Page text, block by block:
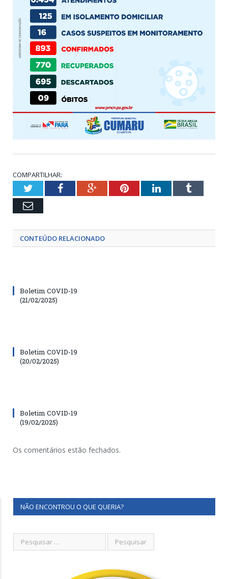
COMPARTILHAR:
TwitterFacebookGoogle+PinterestLinkedInTumblr
Email
CONTEÚDO RELACIONADO
Boletim COVID-19
(21/02/2025)
Boletim COVID-19
(20/02/2025)
Boletim COVID-19
(19/02/2025)
Os comentários estão fechados.
NÃO ENCONTROU O QUE QUERIA?